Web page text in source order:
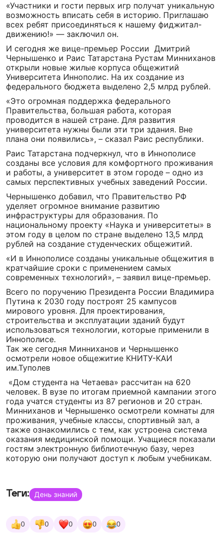
«Участники и гости первых игр получат уникальную
возможность вписать себя в историю. Приглашаю
всех ребят присоединяться к нашему фиджитал-
движению!» — заключил он.
И сегодня же вице-премьер России Дмитрий
Чернышенко и Раис Татарстана Рустам Минниханов
открыли новые жилые корпуса общежитий
Университета Иннополис. На их создание из
федерального бюджета выделено 2,5 млрд рублей.
«Это огромная поддержка федерального
Правительства, большая работа, которая
проводится в нашей стране. Для развития
университета нужны были эти три здания. Вне
плана они появились», – сказал Раис республики.
Раис Татарстана подчеркнул, что в Иннополисе
созданы все условия для комфортного проживания
и работы, а университет в этом городе – одно из
самых перспективных учебных заведений России.
Чернышенко добавил, что Правительство РФ
уделяет огромное внимание развитию
инфраструктуры для образования. По
национальному проекту «Наука и университеты» в
этом году в целом по стране выделено 13,5 млрд
рублей на создание студенческих общежитий.
«И в Иннополисе созданы уникальные общежития в
кратчайшие сроки с применением самых
современных технологий», – заявил вице-премьер.
Всего по поручению Президента России Владимира
Путина к 2030 году построят 25 кампусов
мирового уровня. Для проектирования,
строительства и эксплуатации зданий будут
использоваться технологии, которые применили в
Иннополисе.
Так же сегодня Минниханов и Чернышенко
осмотрели новое общежитие КНИТУ-КАИ
им.Туполев
«Дом студента на Четаева» рассчитан на 620
человек. В вузе по итогам приемной кампании этого
года учатся студенты из 87 регионов и 20 стран.
Минниханов и Чернышенко осмотрели комнаты для
проживания, учебные классы, спортивный зал, а
также ознакомились с тем, как устроена система
оказания медицинской помощи. Учащиеся показали
гостям электронную библиотечную базу, через
которую они получают доступ к любым учебникам.
Теги: День знаний
0 0 0 0 0